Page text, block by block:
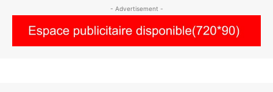
- Advertisement -